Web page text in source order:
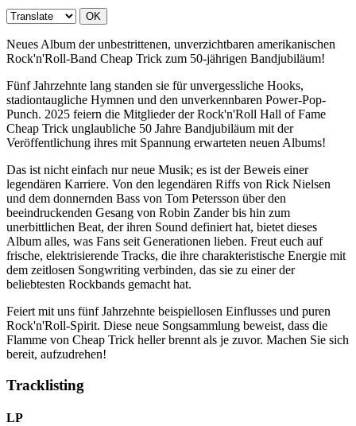
OK
Neues Album der unbestrittenen, unverzichtbaren amerikanischen
Rock'n'Roll-Band Cheap Trick zum 50-jährigen Bandjubiläum!
Fünf Jahrzehnte lang standen sie für unvergessliche Hooks,
stadiontaugliche Hymnen und den unverkennbaren Power-Pop-
Punch. 2025 feiern die Mitglieder der Rock'n'Roll Hall of Fame
Cheap Trick unglaubliche 50 Jahre Bandjubiläum mit der
Veröffentlichung ihres mit Spannung erwarteten neuen Albums!
Das ist nicht einfach nur neue Musik; es ist der Beweis einer
legendären Karriere. Von den legendären Riffs von Rick Nielsen
und dem donnernden Bass von Tom Petersson über den
beeindruckenden Gesang von Robin Zander bis hin zum
unerbittlichen Beat, der ihren Sound definiert hat, bietet dieses
Album alles, was Fans seit Generationen lieben. Freut euch auf
frische, elektrisierende Tracks, die ihre charakteristische Energie mit
dem zeitlosen Songwriting verbinden, das sie zu einer der
beliebtesten Rockbands gemacht hat.
Feiert mit uns fünf Jahrzehnte beispiellosen Einflusses und puren
Rock'n'Roll-Spirit. Diese neue Songsammlung beweist, dass die
Flamme von Cheap Trick heller brennt als je zuvor. Machen Sie sich
bereit, aufzudrehen!
Tracklisting
LP